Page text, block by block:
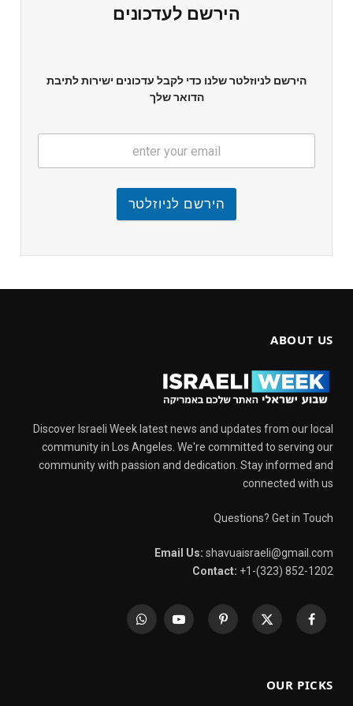
הירשם לעדכונים
הירשם לניוזלטר שלנו כדי לקבל עדכונים ישירות לתיבת
הדואר שלך
הירשם לניוזלטר
ABOUT US
Discover Israeli Week latest news and updates from our local
community in Los Angeles. We're committed to serving our
community with passion and dedication. Stay informed and
connected with us
Questions? Get in Touch
Email Us: shavuaisraeli@gmail.com
Contact: +1-(323) 852-1202
Facebook
X
Pinterest
YouTube
WhatsApp
OUR PICKS